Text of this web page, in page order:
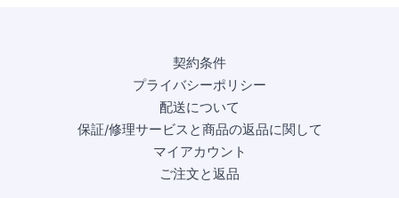
契約条件
プライバシーポリシー
配送について
保証/修理サービスと商品の返品に関して
マイアカウント
ご注文と返品